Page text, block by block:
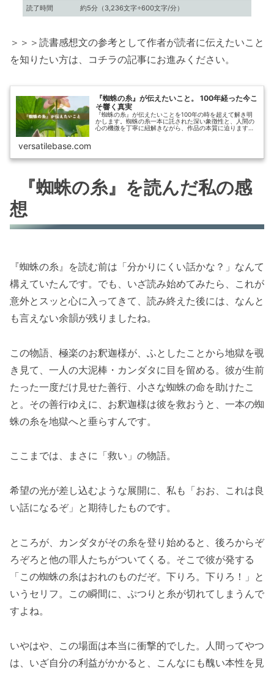
読了時間
約5分（3,236文字÷600文字/分）
＞＞＞読書感想文の参考として作者が読者に伝えたいこと
を知りたい方は、コチラの記事にお進みください。
『蜘蛛の糸』が伝えたいこと。 100年経った今こ
そ響く真実
『蜘蛛の糸』が伝えたいことを100年の時を超えて解き明
かします。蜘蛛の糸一本に託された深い象徴性と、人間の
心の機微を丁寧に紐解きながら、作品の本質に迫ります。
versatilebase.com
『蜘蛛の糸』を読んだ私の感
想
『蜘蛛の糸』を読む前は「分かりにくい話かな？」なんて
構えていたんです。でも、いざ読み始めてみたら、これが
意外とスッと心に入ってきて、読み終えた後には、なんと
も言えない余韻が残りましたね。
この物語、極楽のお釈迦様が、ふとしたことから地獄を覗
き見て、一人の大泥棒・カンダタに目を留める。彼が生前
たった一度だけ見せた善行、小さな蜘蛛の命を助けたこ
と。その善行ゆえに、お釈迦様は彼を救おうと、一本の蜘
蛛の糸を地獄へと垂らすんです。
ここまでは、まさに「救い」の物語。
希望の光が差し込むような展開に、私も「おお、これは良
い話になるぞ」と期待したものです。
ところが、カンダタがその糸を登り始めると、後ろからぞ
ろぞろと他の罪人たちがついてくる。そこで彼が発する
「この蜘蛛の糸はおれのものだぞ。下りろ。下りろ！」と
いうセリフ。この瞬間に、ぷつりと糸が切れてしまうんで
すよね。
いやはや、この場面は本当に衝撃的でした。人間ってやつ
は、いざ自分の利益がかかると、こんなにも醜い本性を見